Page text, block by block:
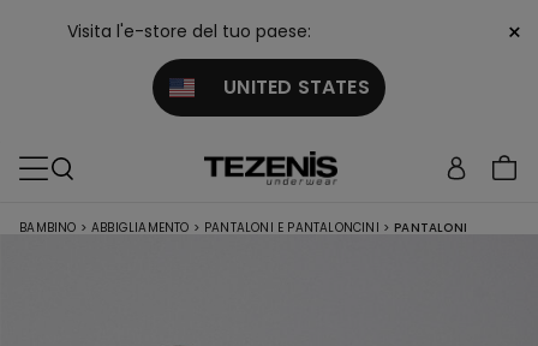
Visita l'e-store del tuo paese:
UNITED STATES
×
BAMBINO > ABBIGLIAMENTO > PANTALONI E PANTALONCINI > PANTALONI